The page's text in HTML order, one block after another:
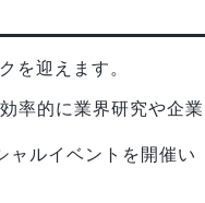
を迎えます。
率的に業界研究や企業
ャルイベントを開催い